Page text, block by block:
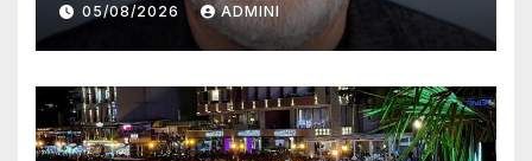
05/08/2026 ADMINI